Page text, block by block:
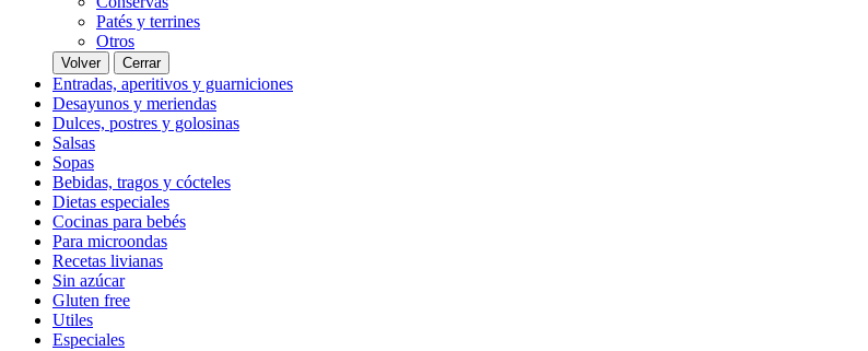
Patés y terrines
Otros
Volver Cerrar
Entradas, aperitivos y guarniciones
Desayunos y meriendas
Dulces, postres y golosinas
Salsas
Sopas
Bebidas, tragos y cócteles
Dietas especiales
Cocinas para bebés
Para microondas
Recetas livianas
Sin azúcar
Gluten free
Utiles
Especiales